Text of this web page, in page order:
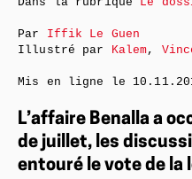
L’affaire Benalla a
de juillet, les
entouré le vote de la
Par Iffik Le Guen
Illustré par Kalem,
Mis en ligne le